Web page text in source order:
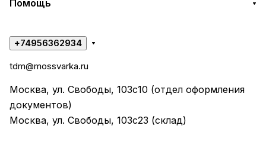
Помощь
+74956362934
tdm@mossvarka.ru
Москва, ул. Свободы, 103с10 (отдел оформления
документов)
Москва, ул. Свободы, 103с23 (склад)